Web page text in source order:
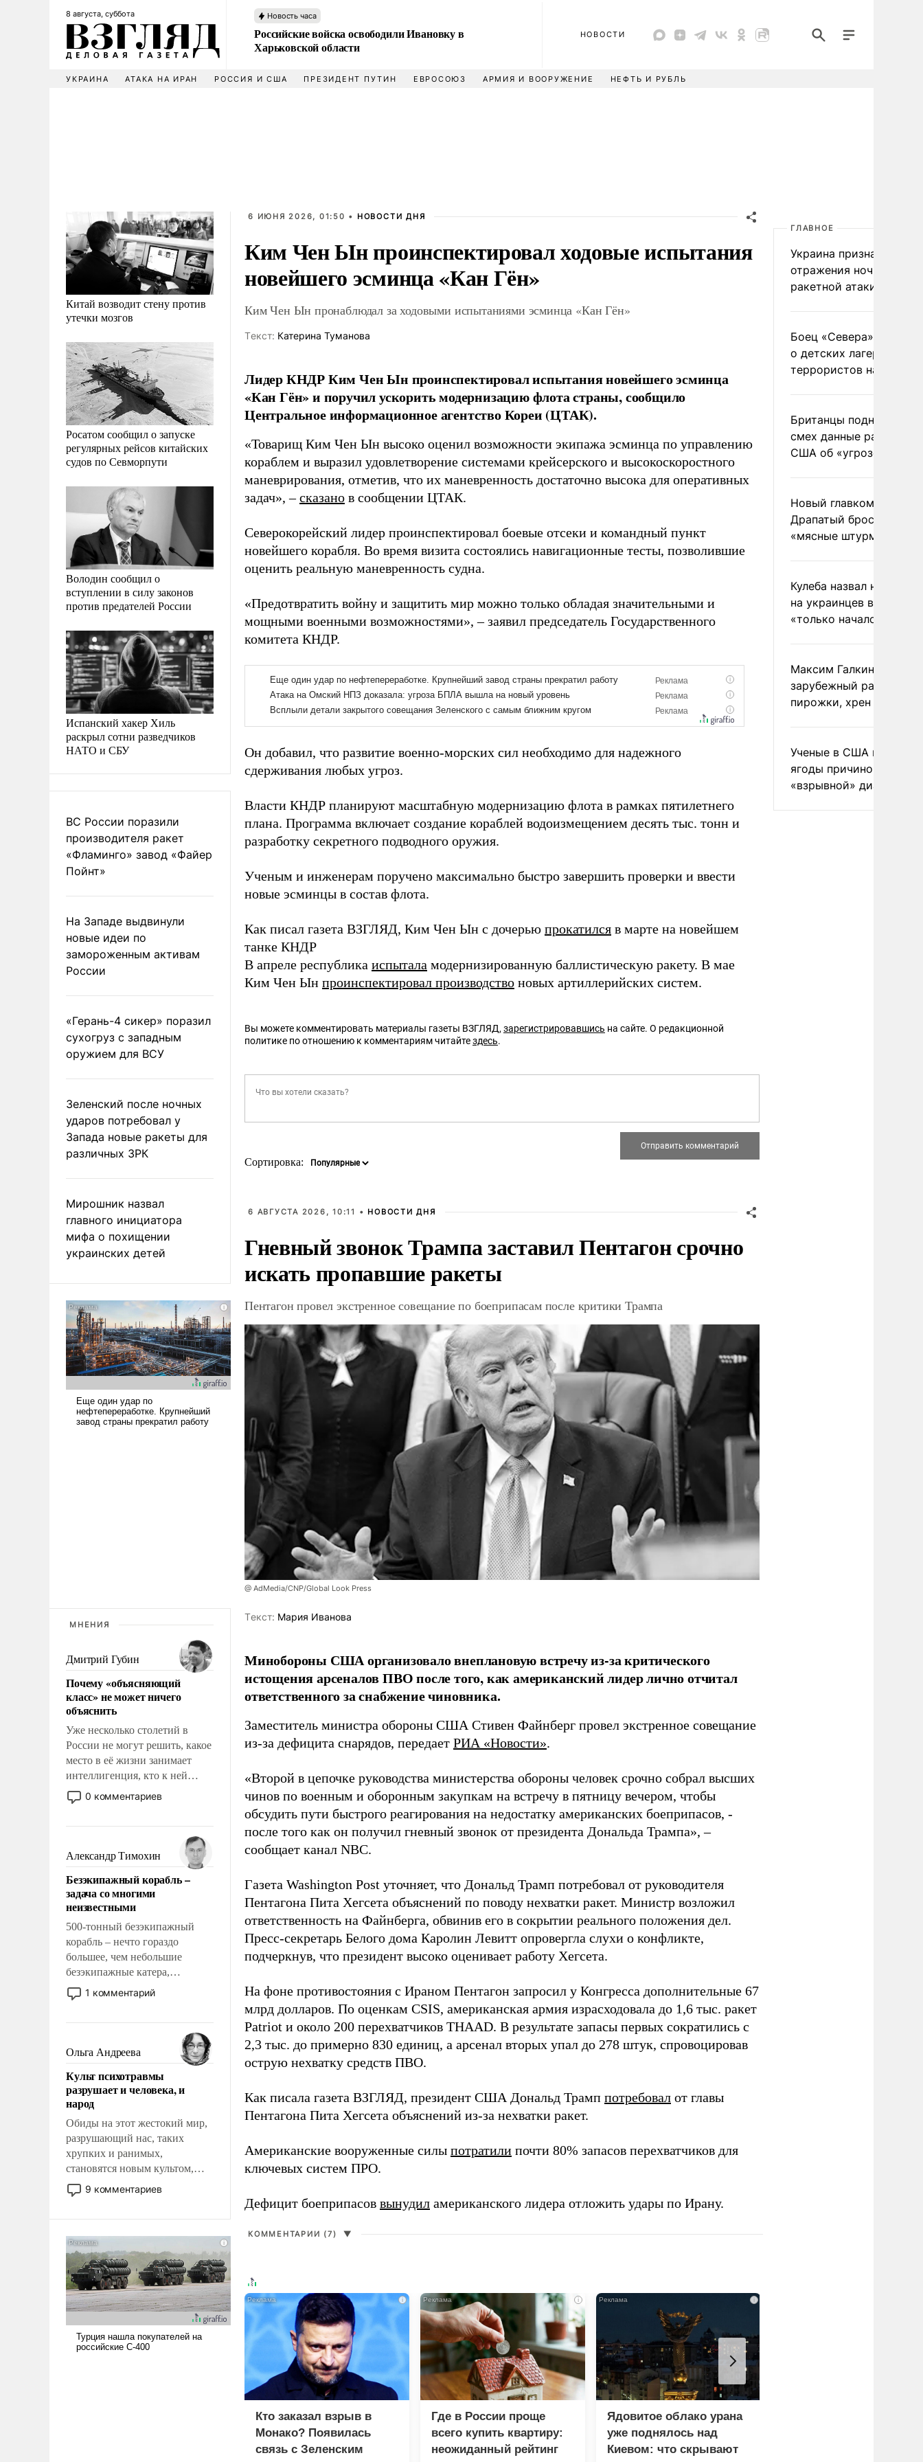
8 августа, суббота Новость часа
Российские войска освободили Ивановку в
Харьковской области
НОВОСТИ
УКРАИНА АТАКА НА ИРАН РОССИЯ И США ПРЕЗИДЕНТ ПУТИН ЕВРОСОЮЗ АРМИЯ И ВООРУЖЕНИЕ НЕФТЬ И РУБЛЬ
Китай возводит стену против
утечки мозгов
Росатом сообщил о запуске
регулярных рейсов китайских
судов по Севморпути
Володин сообщил о
вступлении в силу законов
против предателей России
Испанский хакер Хиль
раскрыл сотни разведчиков
НАТО и СБУ
ВС России поразили
производителя ракет
«Фламинго» завод «Файер
Пойнт»
На Западе выдвинули
новые идеи по
замороженным активам
России
«Герань-4 сикер» поразил
сухогруз с западным
оружием для ВСУ
Зеленский после ночных
ударов потребовал у
Запада новые ракеты для
различных ЗРК
Мирошник назвал
главного инициатора
мифа о похищении
украинских детей
МНЕНИЯ
Дмитрий Губин
Почему «объясняющий
класс» не может ничего
объяснить
Уже несколько столетий в
России не могут решить, какое
место в её жизни занимает
интеллигенция, кто к ней
принадлежит, а кого из неё
исключили с правом
чем она отличается от просто
образованных людей. Иногда
казалось, что эти вопросы
решены раз и навсегда, но –
нет, не решены.
0 комментариев
Александр Тимохин
Безэкипажный корабль –
задача со многими
неизвестными
500-тонный безэкипажный
корабль – нечто гораздо
большее, чем небольшие
безэкипажные катера,
применение которых уже
стало обыденностью. Задача по
сложна и амбициозна. Однако
и ее реализация радикально
поднимет наши боевые
возможности.
1 комментарий
Ольга Андреева
Культ психотравмы
разрушает и человека, и
народ
Обиды на этот жестокий мир,
разрушающий нас, таких
хрупких и ранимых,
становятся новым культом,
постепенно вытесняя и
отменяя традиционное
ударами судьбы, брать на себя
ответственность, помогать
слабым, идти вперед и
адаптироваться.
9 комментариев
6 ИЮНЯ 2026, 01:50 • НОВОСТИ ДНЯ
Ким Чен Ын проинспектировал ходовые испытания
новейшего эсминца «Кан Гён»
Ким Чен Ын пронаблюдал за ходовыми испытаниями эсминца «Кан Гён»
Tекст: Катерина Туманова
Лидер КНДР Ким Чен Ын проинспектировал испытания новейшего эсминца
«Кан Гён» и поручил ускорить модернизацию флота страны, сообщило
Центральное информационное агентство Кореи (ЦТАК).
«Товарищ Ким Чен Ын высоко оценил возможности экипажа эсминца по управлению
кораблем и выразил удовлетворение системами крейсерского и высокоскоростного
маневрирования, отметив, что их маневренность достаточно высока для оперативных
задач», –сказано в сообщении ЦТАК.
Северокорейский лидер проинспектировал боевые отсеки и командный пункт
новейшего корабля. Во время визита состоялись навигационные тесты, позволившие
оценить реальную маневренность судна.
«Предотвратить войну и защитить мир можно только обладая значительными и
мощными военными возможностями», – заявил председатель Государственного
комитета КНДР.
Он добавил, что развитие военно-морских сил необходимо для надежного
сдерживания любых угроз.
Власти КНДР планируют масштабную модернизацию флота в рамках пятилетнего
плана. Программа включает создание кораблей водоизмещением десять тыс. тонн и
разработку секретного подводного оружия.
Ученым и инженерам поручено максимально быстро завершить проверки и ввести
новые эсминцы в состав флота.
Как писал газета ВЗГЛЯД, Ким Чен Ын с дочерью прокатился в марте на новейшем
танке КНДР
В апреле республика испытала модернизированную баллистическую ракету. В мае
Ким Чен Ын проинспектировал производство новых артиллерийских систем.
Вы можете комментировать материалы газеты ВЗГЛЯД, зарегистрировавшись на сайте. О редакционной
политике по отношению к комментариям читайтездесь.
Сортировка:
6 АВГУСТА 2026, 10:11 • НОВОСТИ ДНЯ
Гневный звонок Трампа заставил Пентагон срочно
искать пропавшие ракеты
Пентагон провел экстренное совещание по боеприпасам после критики Трампа
@ AdMedia/CNP/Global Look Press
Tекст: Мария Иванова
Минобороны США организовало внеплановую встречу из-за критического
истощения арсеналов ПВО после того, как американский лидер лично отчитал
ответственного за снабжение чиновника.
Заместитель министра обороны США Стивен Файнберг провел экстренное совещание
из-за дефицита снарядов, передает РИА «Новости».
«Второй в цепочке руководства министерства обороны человек срочно собрал высших
чинов по военным и оборонным закупкам на встречу в пятницу вечером, чтобы
обсудить пути быстрого реагирования на недостатку американских боеприпасов, -
после того как он получил гневный звонок от президента Дональда Трампа», –
сообщает канал NBC.
Газета Washington Post уточняет, что Дональд Трамп потребовал от руководителя
Пентагона Пита Хегсета объяснений по поводу нехватки ракет. Министр возложил
ответственность на Файнберга, обвинив его в сокрытии реального положения дел.
Пресс-секретарь Белого дома Каролин Левитт опровергла слухи о конфликте,
подчеркнув, что президент высоко оценивает работу Хегсета.
На фоне противостояния с Ираном Пентагон запросил у Конгресса дополнительные 67
млрд долларов. По оценкам CSIS, американская армия израсходовала до 1,6 тыс. ракет
Patriot и около 200 перехватчиков THAAD. В результате запасы первых сократились с
2,3 тыс. до примерно 830 единиц, а арсенал вторых упал до 278 штук, спровоцировав
острую нехватку средств ПВО.
Как писала газета ВЗГЛЯД, президент США Дональд Трамп потребовал от главы
Пентагона Пита Хегсета объяснений из-за нехватки ракет.
Американские вооруженные силы потратили почти 80% запасов перехватчиков для
ключевых систем ПРО.
Дефицит боеприпасов вынудил американского лидера отложить удары по Ирану.
КОММЕНТАРИИ (7) ▼
i
Кто заказал взрыв в
Монако? Появилась
связь с Зеленским
i
Где в России проще
всего купить квартиру:
неожиданный рейтинг
i
Ядовитое облако урана
уже поднялось над
Киевом: что скрывают
ГЛАВНОЕ
Украина признала
отражения ночной
ракетной атаки
Боец «Севера»
о детских лагерях
террористов на
Британцы подняли на
смех данные разведки
США об «угрозе
Новый главком ВСУ
Драпатый бросил
«мясные штурмы»
Кулеба назвал
на украинцев в Польше
«только началом»
Максим Галкин
зарубежный райдер
пирожки, хрен и морс
Ученые в США назвали
ягоды причиной
«взрывной» диареи